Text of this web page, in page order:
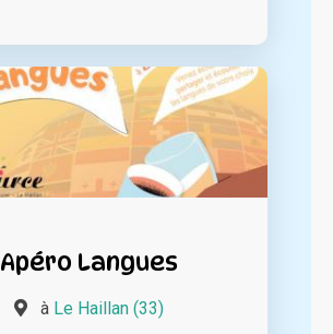
Apéro Langues
à Le Haillan (33)